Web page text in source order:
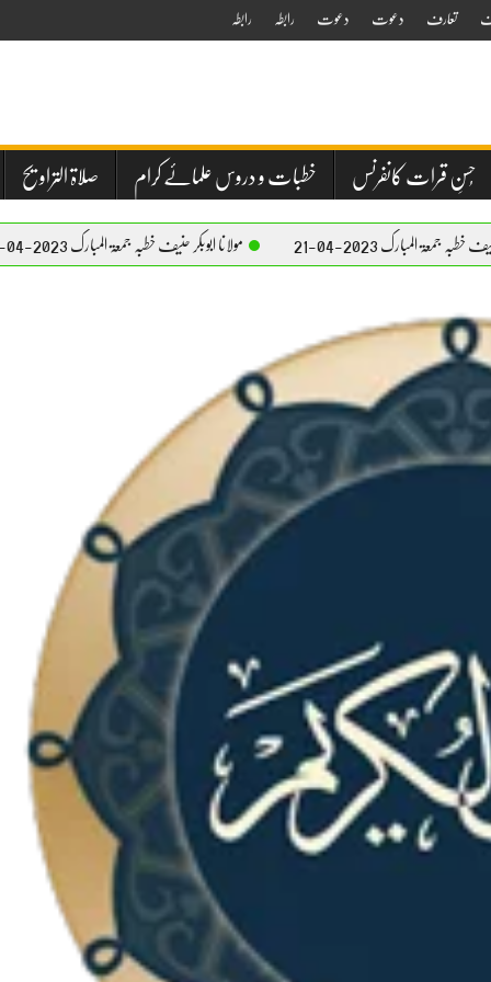
تعارف دعوت دعوت رابطہ رابطہ
حُسنِ قرات کانفرنس خطبات و دروس علمائے کرام صلاۃ التراویح
04-21 مولانا ابوبکر حنیف خطبہ جمعۃ المبارک 2023-04-21